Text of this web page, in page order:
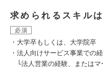
求められるスキルは
必須
・大学卒もしくは、大学院卒
・法人向けサービス事業での
└法人営業の経験、またはマ